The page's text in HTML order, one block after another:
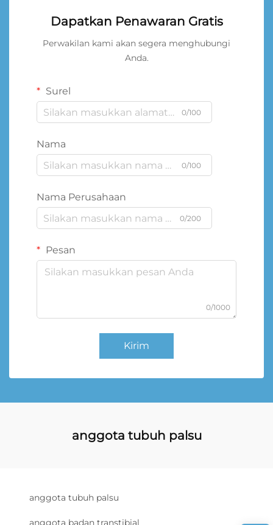
Dapatkan Penawaran Gratis
Perwakilan kami akan segera menghubungi
Anda.
Surel
0/100
Nama
0/100
Nama Perusahaan
0/200
Pesan
0/1000
Kirim
anggota tubuh palsu
anggota tubuh palsu
anggota badan transtibial